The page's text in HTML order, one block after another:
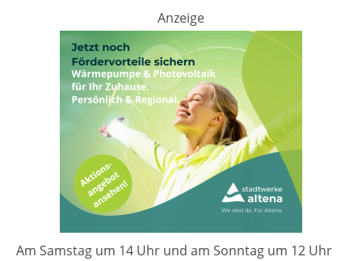
Anzeige
Am Samstag um 14 Uhr und am Sonntag um 12 Uhr